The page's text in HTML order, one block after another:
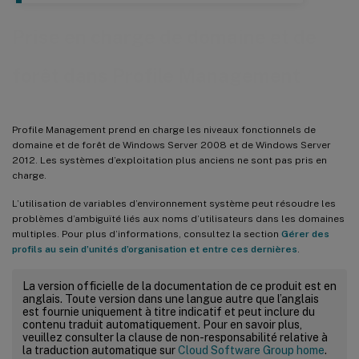
Profile Management prend en charge les niveaux fonctionnels de
domaine et de forêt de Windows Server 2008 et de Windows Server
2012. Les systèmes d’exploitation plus anciens ne sont pas pris en
charge.
L’utilisation de variables d’environnement système peut résoudre les
problèmes d’ambiguïté liés aux noms d’utilisateurs dans les domaines
multiples. Pour plus d’informations, consultez la section Gérer des
profils au sein d’unités d’organisation et entre ces dernières
La version officielle de la documentation de ce produit est en
anglais. Toute version dans une langue autre que l’anglais
est fournie uniquement à titre indicatif et peut inclure du
contenu traduit automatiquement. Pour en savoir plus,
veuillez consulter la clause de non-responsabilité relative à
la traduction automatique surCloud Software Group home.